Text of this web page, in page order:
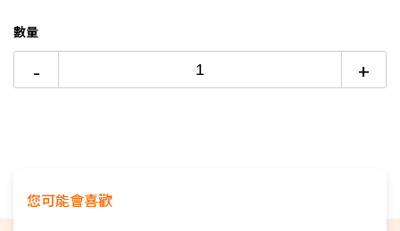
數量
- +
您可能會喜歡